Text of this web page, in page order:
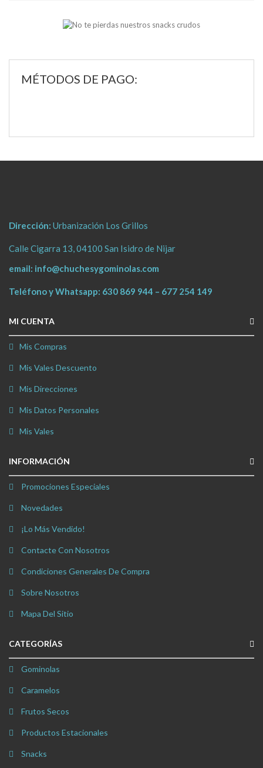
MÉTODOS DE PAGO:
Dirección: Urbanización Los Grillos
Calle Cigarra 13, 04100 San Isidro de Nijar
email: info@chuchesygominolas.com
Teléfono y Whatsapp: 630 869 944 – 677 254 149
MI CUENTA
Mis Compras
Mis Vales Descuento
Mis Direcciones
Mis Datos Personales
Mis Vales
INFORMACIÓN
Promociones Especiales
Novedades
¡Lo Más Vendido!
Contacte Con Nosotros
Condiciones Generales De Compra
Sobre Nosotros
Mapa Del Sitio
CATEGORÍAS
Gominolas
Caramelos
Frutos Secos
Productos Estacionales
Snacks